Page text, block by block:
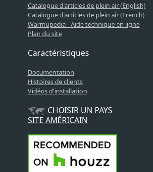
Catalogue d'articles de plein air (English)
Catalogue d'articles de plein air (French)
Warmupedia - Aide technique en ligne
Plan du site
Caractéristiques
Documentation
Histoires de clients
Vidéos d'installation
CHOISIR UN PAYS
SITE AMÉRICAIN